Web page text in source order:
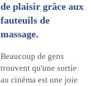
de plaisir grâce aux
fauteuils de
massage.
Beaucoup de gens
trouvent qu'une sortie
au cinéma est une joie